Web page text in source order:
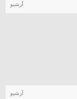
آرشیو
آرشیو